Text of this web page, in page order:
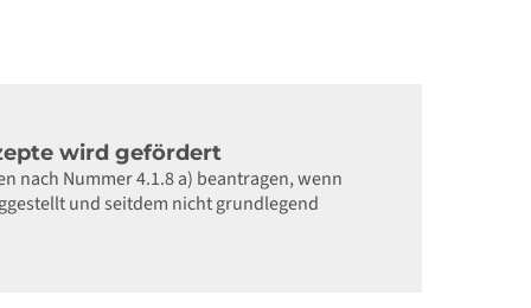
wird gefördert
nach Nummer 4.1.8 a) beantragen, wenn
und seitdem nicht grundlegend